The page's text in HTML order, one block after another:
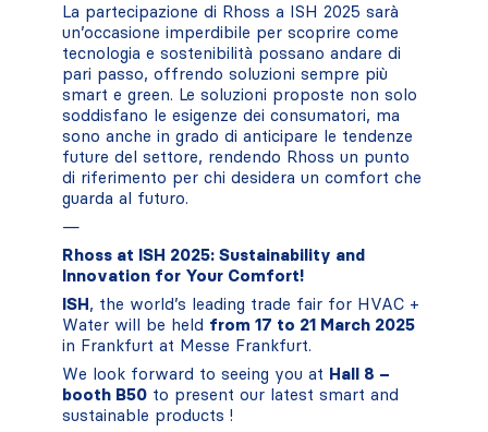
La partecipazione di Rhoss a ISH 2025 sarà
un’occasione imperdibile per scoprire come
tecnologia e sostenibilità possano andare di
pari passo, offrendo soluzioni sempre più
smart e green. Le soluzioni proposte non solo
soddisfano le esigenze dei consumatori, ma
sono anche in grado di anticipare le tendenze
future del settore, rendendo Rhoss un punto
di riferimento per chi desidera un comfort che
guarda al futuro.
—
Rhoss at ISH 2025: Sustainability and
Innovation for Your Comfort!
ISH, the world’s leading trade fair for HVAC +
Water will be held from 17 to 21 March 2025
in Frankfurt at Messe Frankfurt.
We look forward to seeing you at Hall 8 –
booth B50to present our latest smart and
sustainable products !